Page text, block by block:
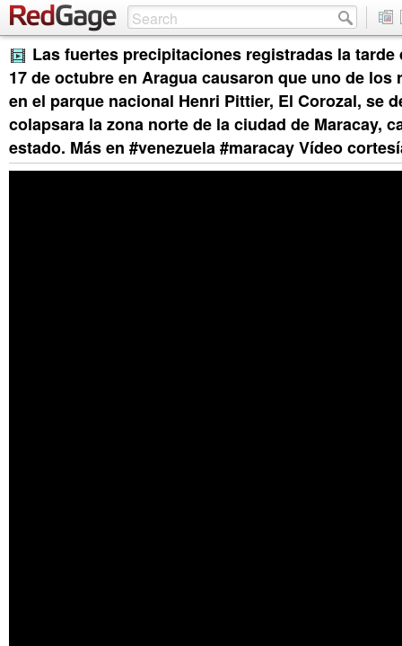
Las fuertes precipitaciones registradas la tarde
17 de octubre en Aragua causaron que uno de los
en el parque nacional Henri Pittier, El Corozal, se
colapsara la zona norte de la ciudad de Maracay,
estado. Más en #venezuela #maracay Vídeo